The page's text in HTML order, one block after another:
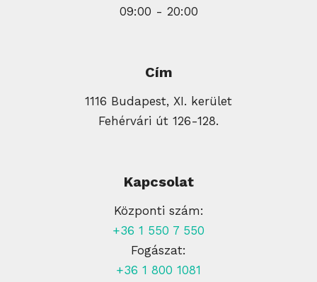
09:00 - 20:00
Cím
1116 Budapest, XI. kerület
Fehérvári út 126-128.
Kapcsolat
Központi szám:
+36 1 550 7 550
Fogászat:
+36 1 800 1081